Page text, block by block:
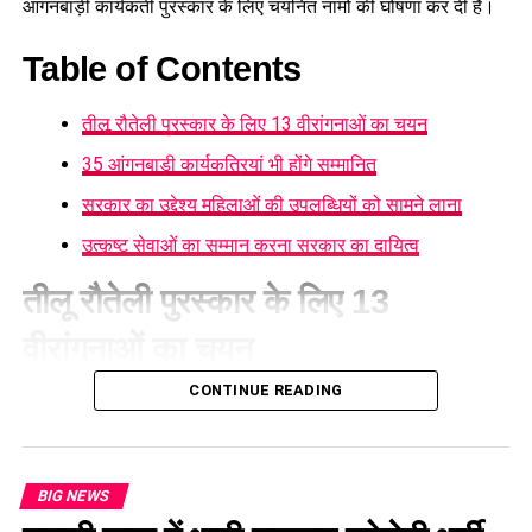
आंगनबाड़ी कार्यकर्ती पुरस्कार के लिए चयनित नामों की घोषणा कर दी है।
Table of Contents
तीलू रौतेली पुरस्कार के लिए 13 वीरांगनाओं का चयन
35 आंगनबाड़ी कार्यकत्रियां भी होंगे सम्मानित
सरकार का उद्देश्य महिलाओं की उपलब्धियों को सामने लाना
उत्कृष्ट सेवाओं का सम्मान करना सरकार का दायित्व
तीलू रौतेली पुरस्कार के लिए 13
महिला सशक्तीकरण एवं बाल विकास विभागकी ओर से जारी सूची के
पुरस्कार के लिए विभिन्न जनपदों की 35 उत्कृष्ट आंगनबाड़ी कार्यकर्तियों को
सम्मान के लिए चुना गया है। दोनों पुरस्कार 8 अगस्त को देहरादून में
CONTINUE READING
BIG NEWS